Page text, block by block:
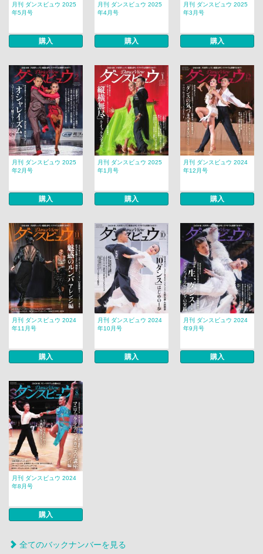
月刊 ダンスビュウ 2025
年5月号
購入
月刊 ダンスビュウ 2025
年4月号
購入
月刊 ダンスビュウ 2025
年3月号
購入
月刊 ダンスビュウ 2025
年2月号
購入
月刊 ダンスビュウ 2025
年1月号
購入
月刊 ダンスビュウ 2024
年12月号
購入
月刊 ダンスビュウ 2024
年11月号
購入
月刊 ダンスビュウ 2024
年10月号
購入
月刊 ダンスビュウ 2024
年9月号
購入
月刊 ダンスビュウ 2024
年8月号
購入
全てのバックナンバーを見る